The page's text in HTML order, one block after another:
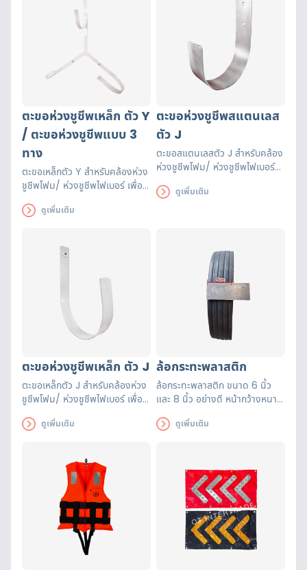
ตะขอห่วงชูชีพเหล็ก ตัว Y
/ ตะขอห่วงชูชีพแบบ 3
ทาง
ตะขอเหล็กตัว Y สำหรับคล้องห่วง
ชูชีพโฟม/ ห่วงชูชีพไฟเบอร์ เพื่อ
ดูเพิ่มเติม
ตะขอห่วงชูชีพสแตนเลส
ตัว J
ตะขอสแตนเลสตัว J สำหรับคล้อง
ห่วงชูชีพโฟม/ ห่วงชูชีพไฟเบอร์
ดูเพิ่มเติม
ตะขอห่วงชูชีพเหล็ก ตัว J
ตะขอเหล็กตัว J สำหรับคล้องห่วง
ชูชีพโฟม/ ห่วงชูชีพไฟเบอร์ เพื่อ
ดูเพิ่มเติม
ล้อกระทะพลาสติก
ล้อกระทะพลาสติก ขนาด 6 นิ้ว
และ 8 นิ้ว อย่างดี หน้ากว้างหนา
ย้าย ดูเพิ่มเติม